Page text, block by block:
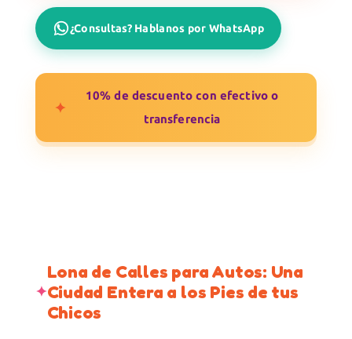
Autos
¿Consultas? Hablanos por WhatsApp
✦
10% de descuento con efectivo o
transferencia
Lona de Calles para Autos: Una
Ciudad Entera a los Pies de tus
Chicos